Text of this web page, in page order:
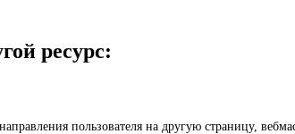
ресурс:
пользователя на другую страницу,